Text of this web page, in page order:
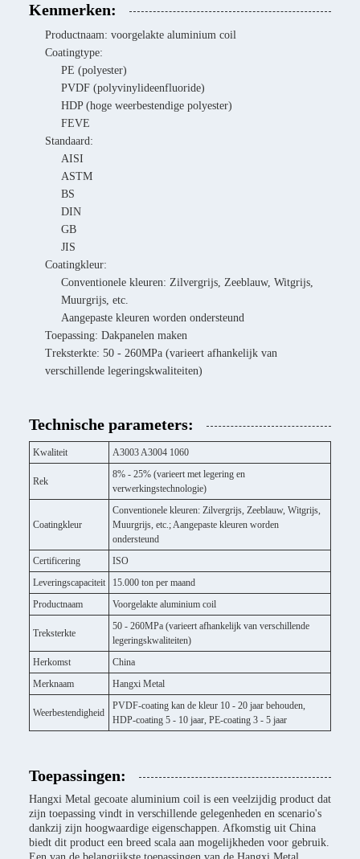
Kenmerken:
Productnaam: voorgelakte aluminium coil
Coatingtype:
PE (polyester)
PVDF (polyvinylideenfluoride)
HDP (hoge weerbestendige polyester)
FEVE
Standaard:
AISI
ASTM
BS
DIN
GB
JIS
Coatingkleur:
Conventionele kleuren: Zilvergrijs, Zeeblauw, Witgrijs,
Muurgrijs, etc.
Aangepaste kleuren worden ondersteund
Toepassing: Dakpanelen maken
Treksterkte: 50 - 260MPa (varieert afhankelijk van
verschillende legeringskwaliteiten)
Technische parameters:
Kwaliteit A3003 A3004 1060
Rek
8% - 25% (varieert met legering en
verwerkingstechnologie)
Coatingkleur
Conventionele kleuren: Zilvergrijs, Zeeblauw, Witgrijs,
Muurgrijs, etc.; Aangepaste kleuren worden
ondersteund
Certificering
ISO
Leveringscapaciteit
15.000 ton per maand
Productnaam
Voorgelakte aluminium coil
Treksterkte
50 - 260MPa (varieert afhankelijk van verschillende
legeringskwaliteiten)
Herkomst
China
Merknaam
Hangxi Metal
Weerbestendigheid
PVDF-coating kan de kleur 10 - 20 jaar behouden,
HDP-coating 5 - 10 jaar, PE-coating 3 - 5 jaar
Toepassingen:
Hangxi Metal gecoate aluminium coil is een veelzijdig product dat
zijn toepassing vindt in verschillende gelegenheden en scenario's
dankzij zijn hoogwaardige eigenschappen. Afkomstig uit China
biedt dit product een breed scala aan mogelijkheden voor gebruik.